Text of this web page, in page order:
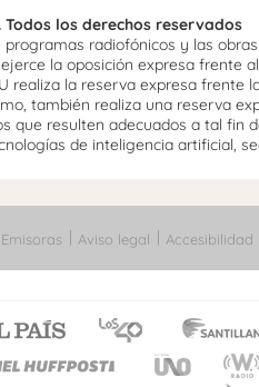
Todos los derechos reservados
radiofónicos y las
la oposición expresa
realiza la reserva expresa
también realiza una reserva
resulten adecuados a tal fin
de inteligencia artificial,
Emisoras Aviso legal Accesibilidad